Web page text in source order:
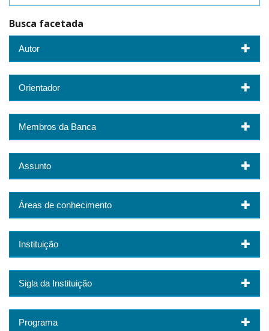
Busca facetada
Autor
Orientador
Membros da Banca
Assunto
Áreas de conhecimento
Instituição
Sigla da Instituição
Programa